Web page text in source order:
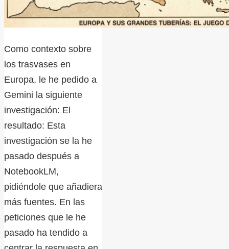
Como contexto sobre
los trasvases en
Europa, le he pedido a
Gemini la siguiente
investigación: El
resultado: Esta
investigación se la he
pasado después a
NotebookLM,
pidiéndole que añadiera
más fuentes. En las
peticiones que le he
pasado ha tendido a